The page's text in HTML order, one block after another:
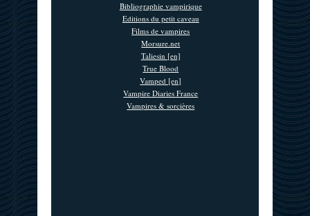
Bibliographie vampirique
Editions du petit caveau
Films de vampires
Morsure.net
Taliesin [en]
True Blood
Vamped [en]
Vampire Diaries France
Vampires & sorcières